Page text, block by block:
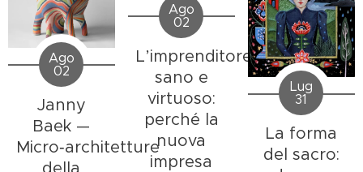
Ago
02
Janny
Baek —
Micro‑architetture
Ago
02
L’imprenditore
sano e
virtuoso:
perché la
nuova
impresa
Lug
31
La forma
del sacro: